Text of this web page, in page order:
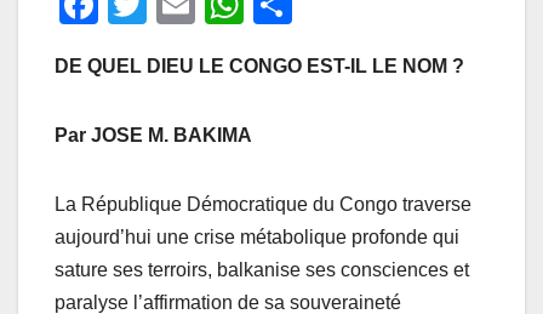
c
e
o
o
k
tt
er
ail at
s
p
p
ta
DE QUEL DIEU LE CONGO EST-IL LE NOM ?
Par JOSE M. BAKIMA
La République Démocratique du Congo traverse
aujourd’hui une crise métabolique profonde qui
sature ses terroirs, balkanise ses consciences et
paralyse l’affirmation de sa souveraineté